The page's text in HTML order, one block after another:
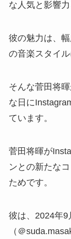
な人気と影響力
彼の魅力は、
の音楽スタイル
そんな菅田将
な日に
ています。
菅田将暉が
ンとの新たな
ためです。
彼は、2024年9
（＠